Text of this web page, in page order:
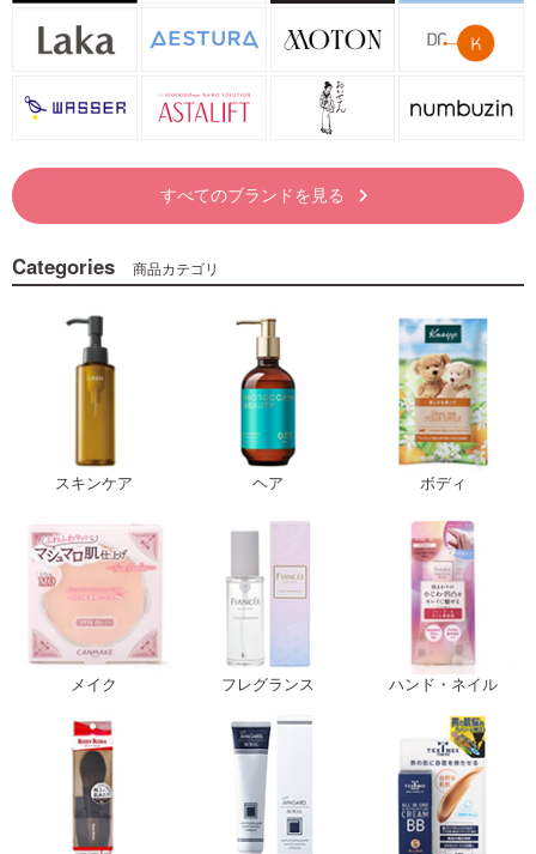
すべてのブランドを見る keyboard_arrow_right
Categories 商品カテゴリ
スキンケア ヘア ボディ
メイク フレグランス ハンド・ネイル